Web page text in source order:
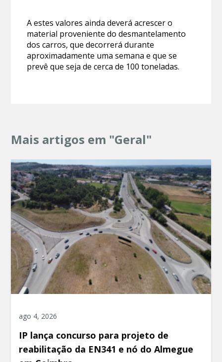
A estes valores ainda deverá acrescer o
material proveniente do desmantelamento
dos carros, que decorrerá durante
aproximadamente uma semana e que se
prevê que seja de cerca de 100 toneladas.
Mais artigos em "Geral"
ago 4, 2026
IP lança concurso para projeto de
reabilitação da EN341 e nó do Almegue